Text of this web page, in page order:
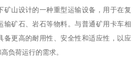
矿山设计的一种重型运输设备，用于在复
输矿石、岩石等物料。与普通矿用卡车相
备更高的耐用性、安全性和适应性，以应
负荷运行的需求。